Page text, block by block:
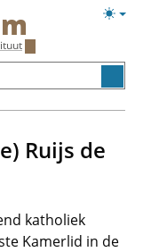
Ruijs de
katholiek
Kamerlid in de